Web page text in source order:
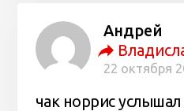
Андрей
22 октября
чак норрис